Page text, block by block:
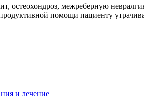
остеохондроз, межреберную
помощи пациенту
и лечение